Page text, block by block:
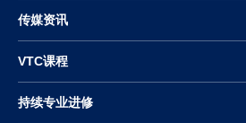
传媒资讯
VTC课程
持续专业进修